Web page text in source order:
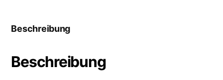
Beschreibung
Beschreibung